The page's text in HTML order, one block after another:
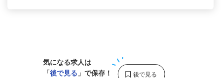
気になる求人は
「後で見る 」で保存！